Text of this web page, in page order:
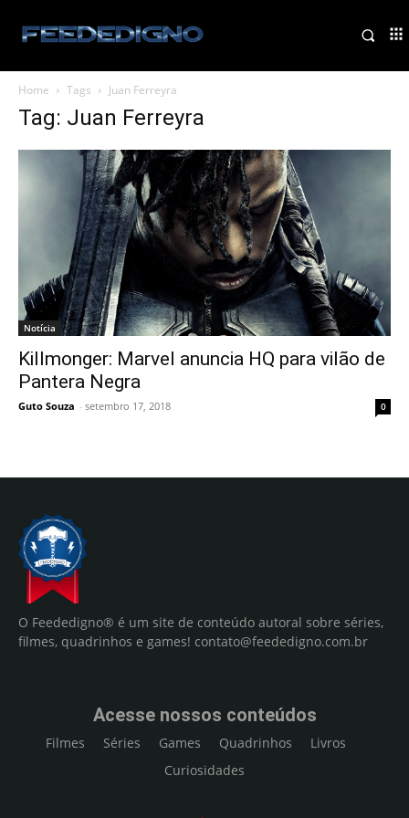
Home Tags Juan Ferreyra
Tag: Juan Ferreyra
Notícia
Killmonger: Marvel anuncia HQ para vilão de
Pantera Negra
Guto Souza - setembro 17, 2018 0
O Feededigno® é um site de conteúdo autoral sobre séries,
filmes, quadrinhos e games! contato@feededigno.com.br
Acesse nossos conteúdos
Filmes Séries Games Quadrinhos
Livros
Curiosidades